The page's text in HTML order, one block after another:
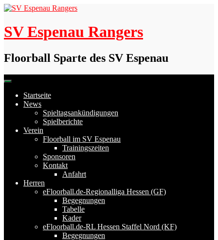
Skip
content
SV Espenau Rangers
Floorball Sparte des SV Espenau
Startseite
News
Spieltagsankündigungen
Spielberichte
Verein
Floorball im SV Espenau
Trainingszeiten
Sponsoren
Kontakt
Anfahrt
Herren
eFloorball.de-Regionalliga Hessen (GF)
Begegnungen
Tabelle
Kader
eFloorball.de-RL Hessen Staffel Nord (KF)
Begegnungen